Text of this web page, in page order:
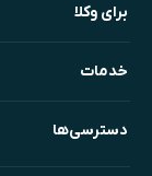
برای وکلا
خدمات
دسترسی‌ها